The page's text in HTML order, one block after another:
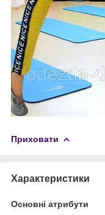
Приховати
Характеристики
Основні атрибути